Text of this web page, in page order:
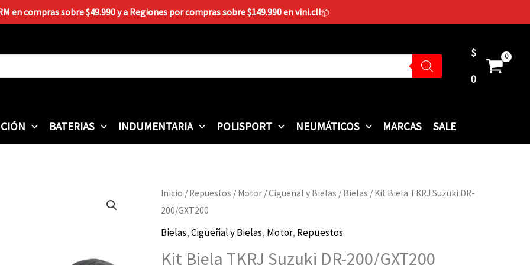
en compras sobre $49.990 y a Regiones por compras sobre $149.990 en vini.cl!📦
$
0
BATERIAS INDUMENTARIA POLISPORT NEUMÁTICOS MARCAS SALE
Inicio / Repuestos / Motor /Cigüeñal y Bielas / Bielas / Kit Biela TKRJ Suzuki DR-
200/GXT200
Bielas,Cigüeñal y Bielas, Motor, Repuestos
Kit Biela TKRJ Suzuki DR-200/GXT200